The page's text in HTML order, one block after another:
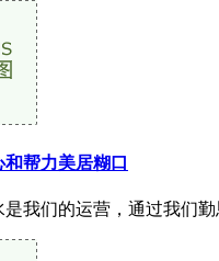
帮力美居糊口
是我们的运营，通过我们